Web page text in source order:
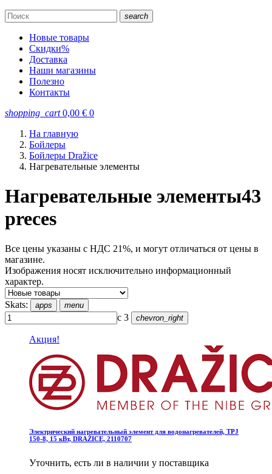
search
Новые товары
Скидки%
Доставка
Наши магазины
Полезно
Контакты
shopping_cart 0,00 € 0
На главную
Бойлеры
Бойлеры Dražice
Нагревательные элементы
Нагревательные элементы43
preces
Все цены указаны с НДС 21%, и могут отличаться от цены в
магазине.
Изображения носят исключительно информационный
характер.
Skats: apps menu
с 3 chevron_right
Акция!
Электрический нагревательный элемент для водонагревателей, TPJ
150-8, 15 кВт, DRAŽICE, 2110707
Уточнить, есть ли в наличии у поставщика